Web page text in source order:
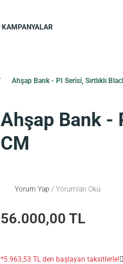
KAMPANYALAR
Ahşap Bank - PI Serisi, Sırtlıklı
Ahşap Bank -
CM
Yorum Yap / Yorumları Oku
56.000,00 TL
*5.963,53 TL den başlayan taksitlerle!